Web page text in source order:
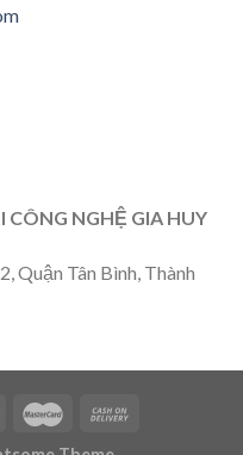
NGHỆ GIA HUY
Quận Tân Bình, Thành